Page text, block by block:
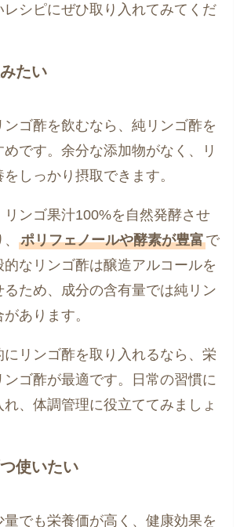
レシピにぜひ取り入れてみてくだ
たい
ゴ酢を飲むなら、純リンゴ酢を
です。余分な添加物がなく、リ
しっかり摂取できます。
リンゴ果汁100%を自然発酵させ
、ポリフェノールや酵素が豊富で
なリンゴ酢は醸造アルコールを
るため、成分の含有量では純リン
あります。
リンゴ酢を取り入れるなら、栄
ゴ酢が最適です。日常の習慣に
、体調管理に役立ててみましょ
使いたい
でも栄養価が高く、健康効果を